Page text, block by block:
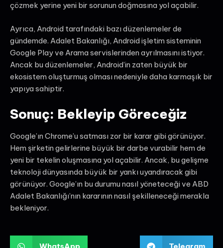
çözmek yerine yeni bir sorunun doğmasına yol açabilir.
Ayrıca, Android tarafındaki bazı düzenlemeler de
gündemde. Adalet Bakanlığı, Android işletim sisteminin
Google Play ve Arama servislerinden ayrılmasını istiyor.
Ancak bu düzenlemeler, Android’in zaten büyük bir
ekosistem oluşturmuş olması nedeniyle daha karmaşık bir
yapıya sahiptir.
Sonuç: Bekleyip Göreceğiz
Google’ın Chrome’u satması zor bir karar gibi görünüyor.
Hem şirketin gelirlerine büyük bir darbe vurabilir hem de
yeni bir tekelin oluşmasına yol açabilir. Ancak, bu gelişme
teknoloji dünyasında büyük bir yankı uyandıracak gibi
görünüyor. Google’ın bu durumu nasıl yöneteceği ve ABD
Adalet Bakanlığı’nın kararının nasıl şekilleneceği merakla
bekleniyor.